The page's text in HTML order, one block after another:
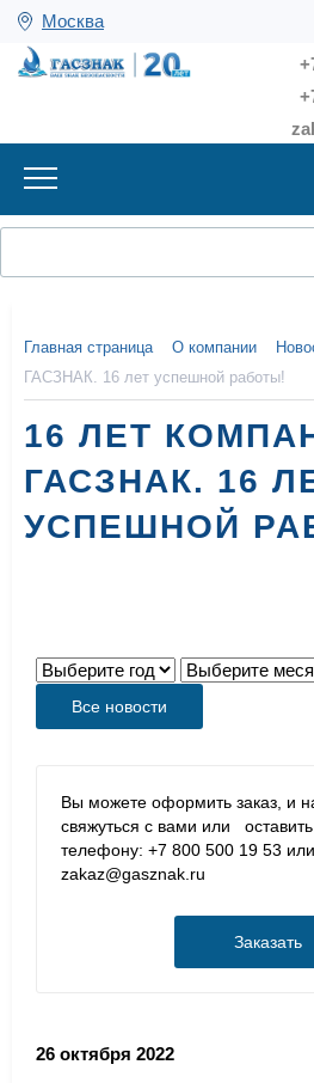
Москва
Главная страница О компании
ГАСЗНАК. 16 лет успешной работы!
16 ЛЕТ
ГАСЗНАК. 16
УСПЕШНОЙ
Все новости
Вы можете оформить заказ, и
свяжуться с вами или оставить
телефону: +7 800 500 19 53
zakaz@gasznak.ru
Заказать
26 октября 2022